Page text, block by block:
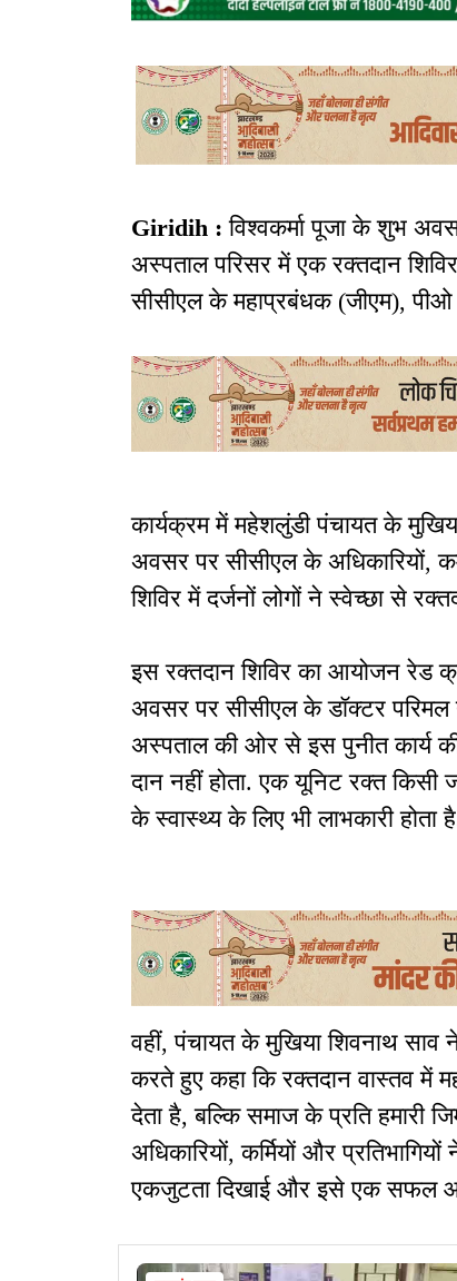
Giridih : विश्वकर्मा पूजा के शुभ
अस्पताल परिसर में एक रक्तदान
सीसीएल के महाप्रबंधक (जीएम),
कार्यक्रम में महेशलुंडी पंचायत के
अवसर पर सीसीएल के अधिकारियों,
शिविर में दर्जनों लोगों ने स्वेच्छा से
इस रक्तदान शिविर का आयोजन रेड
अवसर पर सीसीएल के डॉक्टर परिमल
अस्पताल की ओर से इस पुनीत कार्य
दान नहीं होता. एक यूनिट रक्त
के स्वास्थ्य के लिए भी लाभकारी होता
वहीं, पंचायत के मुखिया शिवनाथ
करते हुए कहा कि रक्तदान वास्तव में
देता है, बल्कि समाज के प्रति हमारी
अधिकारियों, कर्मियों और
एकजुटता दिखाई और इसे एक सफल